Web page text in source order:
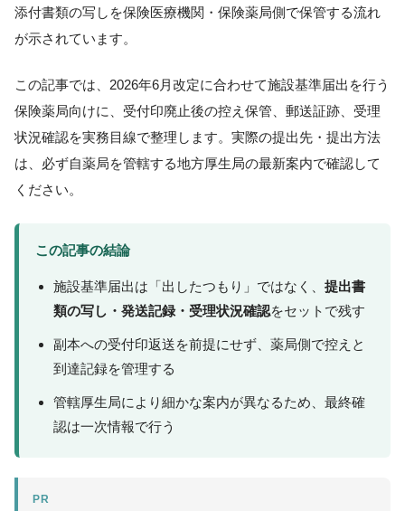
添付書類の写しを保険医療機関・保険薬局側で保管する流れ
が示されています。
この記事では、2026年6月改定に合わせて施設基準届出を行う
保険薬局向けに、受付印廃止後の控え保管、郵送証跡、受理
状況確認を実務目線で整理します。実際の提出先・提出方法
は、必ず自薬局を管轄する地方厚生局の最新案内で確認して
ください。
この記事の結論
施設基準届出は「出したつもり」ではなく、 提出書
類の写し・発送記録・受理状況確認をセットで残す
副本への受付印返送を前提にせず、薬局側で控えと
到達記録を管理する
管轄厚生局により細かな案内が異なるため、最終確
認は一次情報で行う
PR